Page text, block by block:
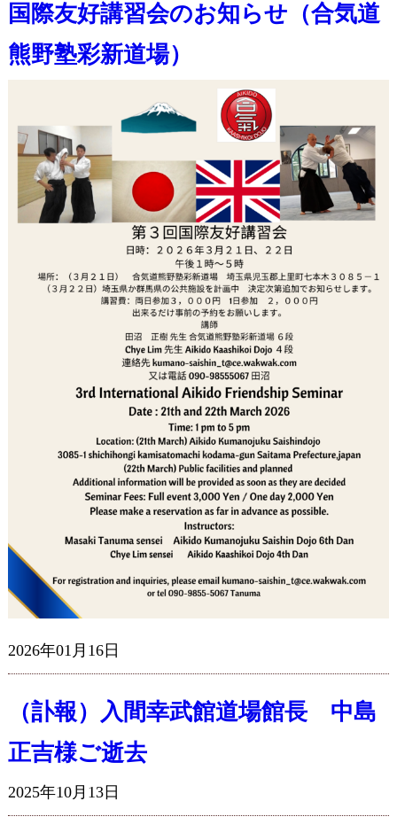
国際友好講習会のお知らせ（合気道
熊野塾彩新道場）
2026年01月16日
（訃報）入間幸武館道場館長 中島
正吉様ご逝去
2025年10月13日